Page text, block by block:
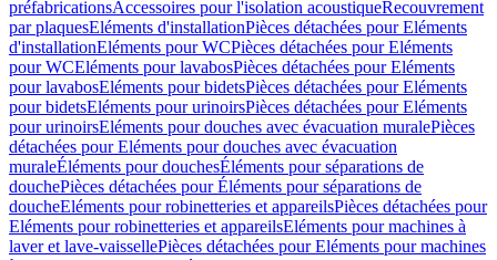
préfabricationsAccessoires pour l'isolation acoustiqueRecouvrement
par plaquesEléments d'installationPièces détachées pour Eléments
d'installationEléments pour WCPièces détachées pour Eléments
pour WCEléments pour lavabosPièces détachées pour Eléments
pour lavabosEléments pour bidetsPièces détachées pour Eléments
pour bidetsEléments pour urinoirsPièces détachées pour Eléments
pour urinoirsEléments pour douches avec évacuation muralePièces
détachées pour Eléments pour douches avec évacuation
muraleÉléments pour douchesÉléments pour séparations de
douchePièces détachées pour Éléments pour séparations de
doucheEléments pour robinetteries et appareilsPièces détachées pour
Eléments pour robinetteries et appareilsEléments pour machines à
laver et lave-vaissellePièces détachées pour Eléments pour machines